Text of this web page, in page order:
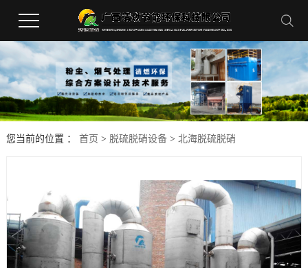
您当前的位置 ： 首页 > 脱硫脱硝设备> 北海脱硫脱硝